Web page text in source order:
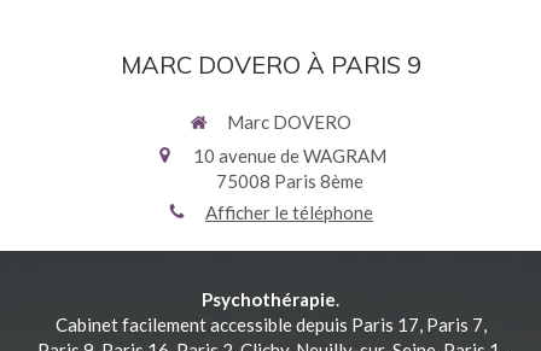
MARC DOVERO À PARIS 9
Marc DOVERO
10 avenue de WAGRAM
75008 Paris 8ème
Afficher le téléphone
Psychothérapie.
Cabinet facilement accessible depuis Paris 17, Paris 7,